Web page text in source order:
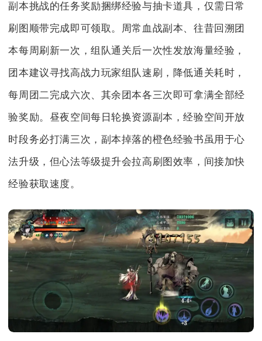
副本挑战的任务奖励捆绑经验与抽卡道具，仅需日常
刷图顺带完成即可领取。周常血战副本、往昔回溯团
本每周刷新一次，组队通关后一次性发放海量经验，
团本建议寻找高战力玩家组队速刷，降低通关耗时，
每周团二完成六次、其余团本各三次即可拿满全部经
验奖励。昼夜空间每日轮换资源副本，经验空间开放
时段务必打满三次，副本掉落的橙色经验书虽用于心
法升级，但心法等级提升会拉高刷图效率，间接加快
经验获取速度。